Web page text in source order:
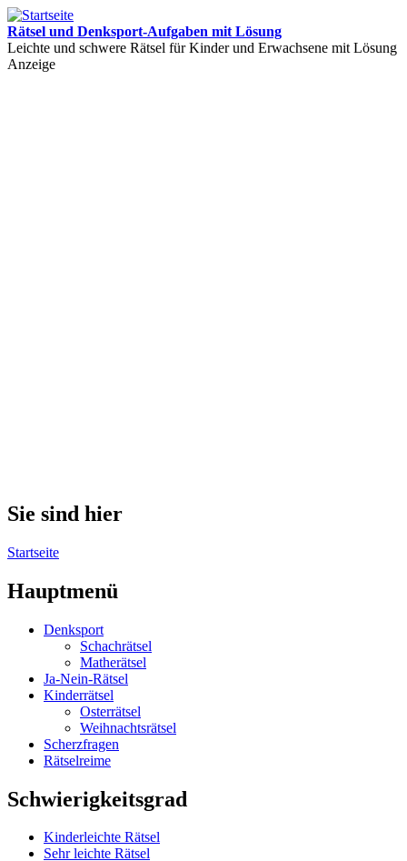
Rätsel und Denksport-Aufgaben mit Lösung
Leichte und schwere Rätsel für Kinder und Erwachsene mit Lösung
Anzeige
Sie sind hier
Startseite
Hauptmenü
Denksport
Schachrätsel
Matherätsel
Ja-Nein-Rätsel
Kinderrätsel
Osterrätsel
Weihnachtsrätsel
Scherzfragen
Rätselreime
Schwierigkeitsgrad
Kinderleichte Rätsel
Sehr leichte Rätsel